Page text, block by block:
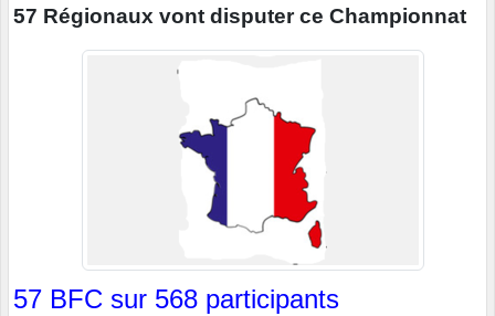
57 Régionaux vont disputer ce Championnat
57 BFC sur 568 participants